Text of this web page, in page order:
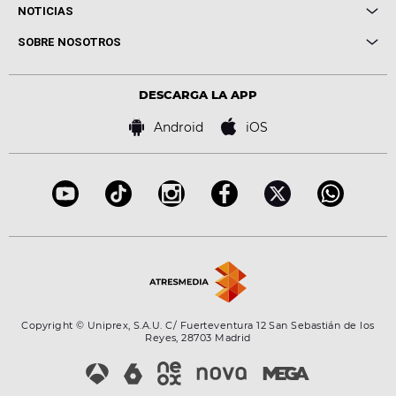
Conciertos
Cuerpos especiales
Locutores Europa FM
NOTICIAS
Cine y Televisión
Virales
SOBRE NOSOTROS
Bases de concursos
DESCARGA LA APP
Android iOS
Copyright © Uniprex, S.A.U. C/ Fuerteventura 12 San Sebastián de los
Reyes, 28703 Madrid